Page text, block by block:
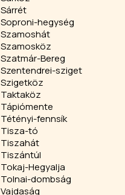
Sárrét
Soproni-hegység
Szamoshát
Szamosköz
Szatmár-Bereg
Szentendrei-sziget
Szigetköz
Taktaköz
Tápiómente
Tétényi-fennsík
Tisza-tó
Tiszahát
Tiszántúl
Tokaj-Hegyalja
Tolnai-dombság
Vajdaság